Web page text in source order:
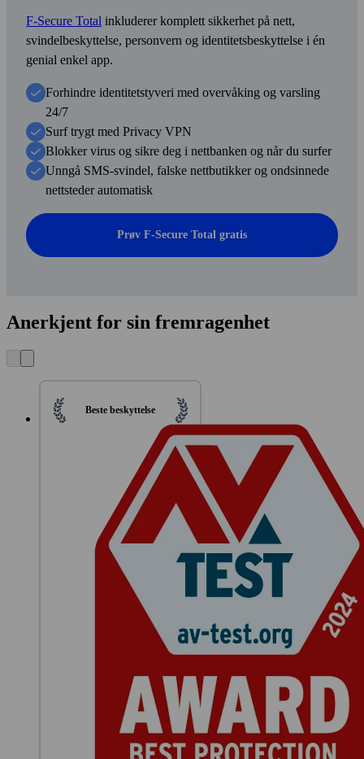
F‑Secure Total inkluderer komplett sikkerhet på nett,
svindel­beskyttelse, person­vern og identitets­beskyttelse i én
genial enkel app.
Forhindre identitetstyveri med over­våking og varsling
24/7
Surf trygt med Privacy VPN
Blokker virus og sikre deg i nett­banken og når du surfer
Unngå SMS-svindel, falske nett­butikker og ond­sinnede
nett­steder automatisk
Prøv F‑Secure Total gratis
Anerkjent for sin fremragenhet
Beste beskyttelse